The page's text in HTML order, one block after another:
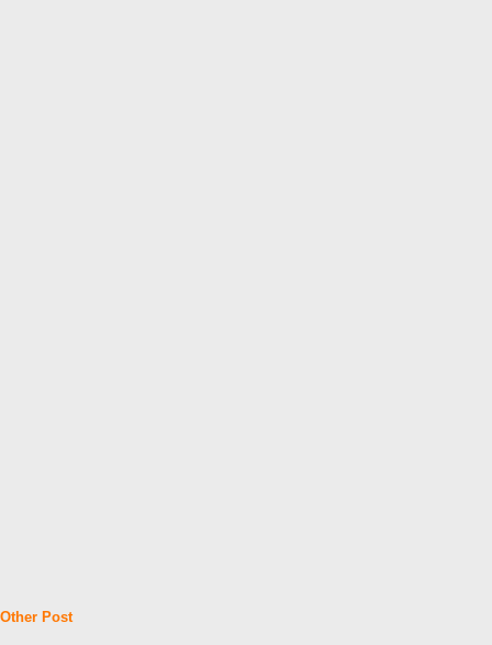
Other Post